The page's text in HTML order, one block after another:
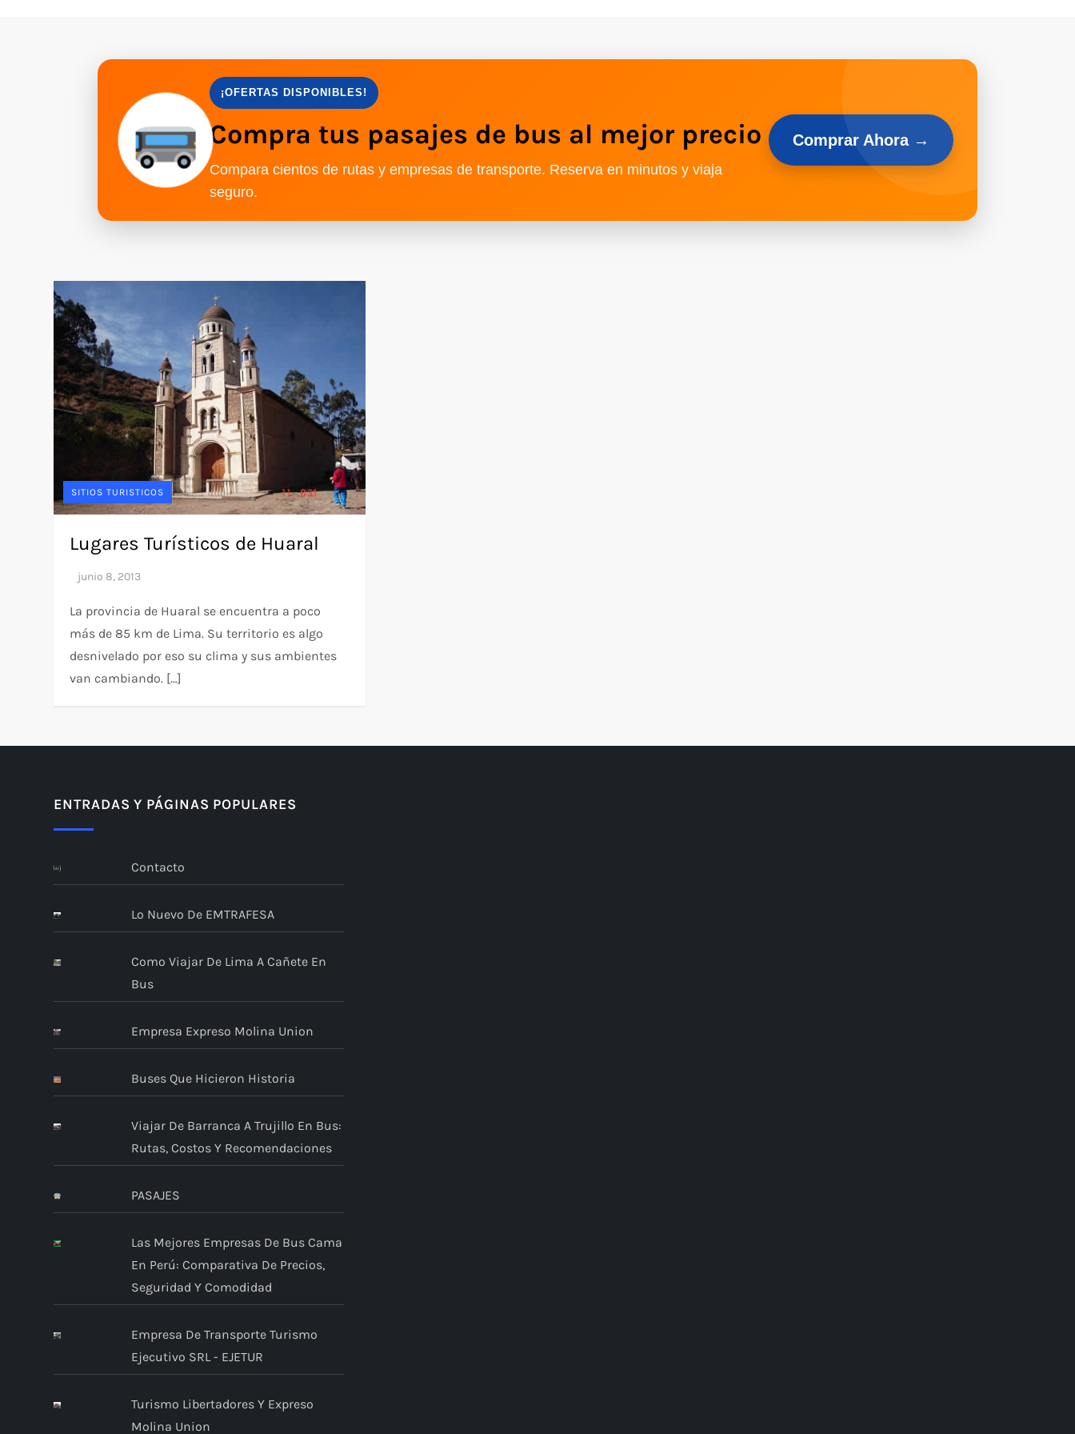
¡OFERTAS DISPONIBLES!
Compra tus pasajes de bus al mejor precio
Compara cientos de rutas y empresas de transporte. Reserva en minutos y viaja
seguro.
Comprar Ahora →
SITIOS TURISTICOS
Lugares Turísticos de Huaral
La provincia de Huaral se encuentra a poco
más de 85 km de Lima. Su territorio es algo
desnivelado por eso su clima y sus ambientes
van cambiando. […]
ENTRADAS Y PÁGINAS POPULARES
Contacto
Lo Nuevo De EMTRAFESA
Como Viajar De Lima A Cañete En
Bus
Empresa Expreso Molina Union
Buses Que Hicieron Historia
Viajar De Barranca A Trujillo En Bus:
Rutas, Costos Y Recomendaciones
PASAJES
Las Mejores Empresas De Bus Cama
En Perú: Comparativa De Precios,
Seguridad Y Comodidad
Empresa De Transporte Turismo
Ejecutivo SRL - EJETUR
Turismo Libertadores Y Expreso
Molina Union